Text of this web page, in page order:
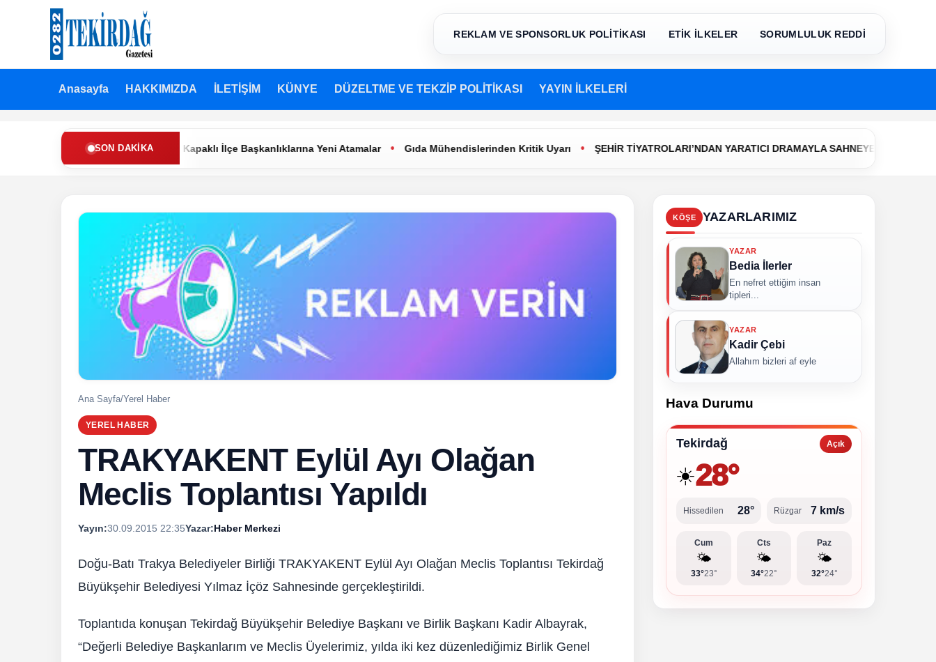
REKLAM VE SPONSORLUK POLİTİKASI ETİK İLKELER SORUMLULUK REDDİ
Anasayfa HAKKIMIZDA İLETİŞİM KÜNYE DÜZELTME VE TEKZİP POLİTİKASI YAYIN İLKELERİ
SON DAKIKA
Refah Partisi’nde Muratlı ve Kapaklı İlçe Başkanlıklarına Yeni Atamalar • Gıda Mühendislerinden Kritik Uyarı • ŞEHİR TİYATROLARI’NDAN YARATICI DRAMAYLA SAHNEYE İLK ADIM
Ana Sayfa/Yerel Haber
YEREL HABER
TRAKYAKENT Eylül Ayı Olağan
Meclis Toplantısı Yapıldı
Yayın:30.09.2015 22:35Yazar:Haber Merkezi
Doğu-Batı Trakya Belediyeler Birliği TRAKYAKENT Eylül Ayı Olağan Meclis Toplantısı Tekirdağ
Büyükşehir Belediyesi Yılmaz İçöz Sahnesinde gerçekleştirildi.
Toplantıda konuşan Tekirdağ Büyükşehir Belediye Başkanı ve Birlik Başkanı Kadir Albayrak,
“Değerli Belediye Başkanlarım ve Meclis Üyelerimiz, yılda iki kez düzenlediğimiz Birlik Genel
KÖŞE YAZARLARIMIZ
YAZAR
Bedia İlerler
En nefret ettiğim insan
tipleri...
YAZAR
Kadir Çebi
Allahım bizleri af eyle
Hava Durumu
Tekirdağ Açık
☀️28°
Hissedilen 28° Rüzgar 7 km/s
Cum
🌤️
33°23°
Cts
🌤️
34°22°
Paz
🌤️
32°24°